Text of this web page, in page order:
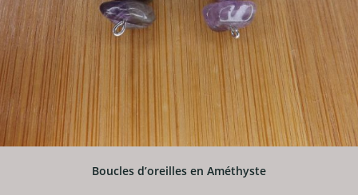
Boucles d’oreilles en Améthyste